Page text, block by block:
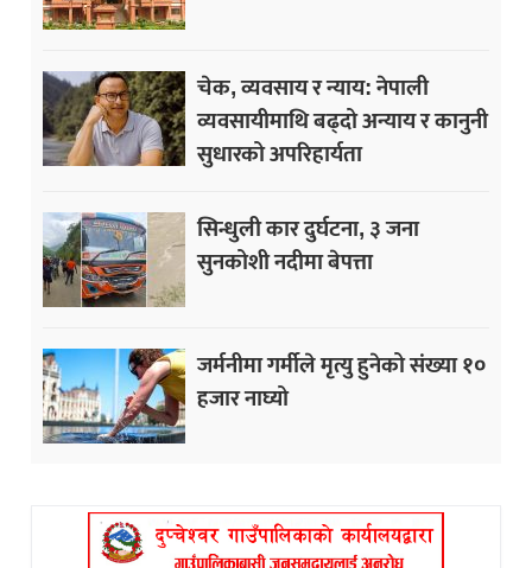
चेक, व्यवसाय र न्याय: नेपाली
व्यवसायीमाथि बढ्दो अन्याय र कानुनी
सुधारको अपरिहार्यता
सिन्धुली कार दुर्घटना, ३ जना
सुनकोशी नदीमा बेपत्ता
जर्मनीमा गर्मीले मृत्यु हुनेको संख्या १०
हजार नाघ्यो